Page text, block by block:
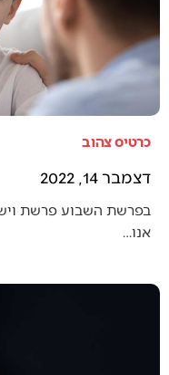
כרטיס צהוב
דצמבר 14, 2022
בפרשת השבוע פרשת
אנו…